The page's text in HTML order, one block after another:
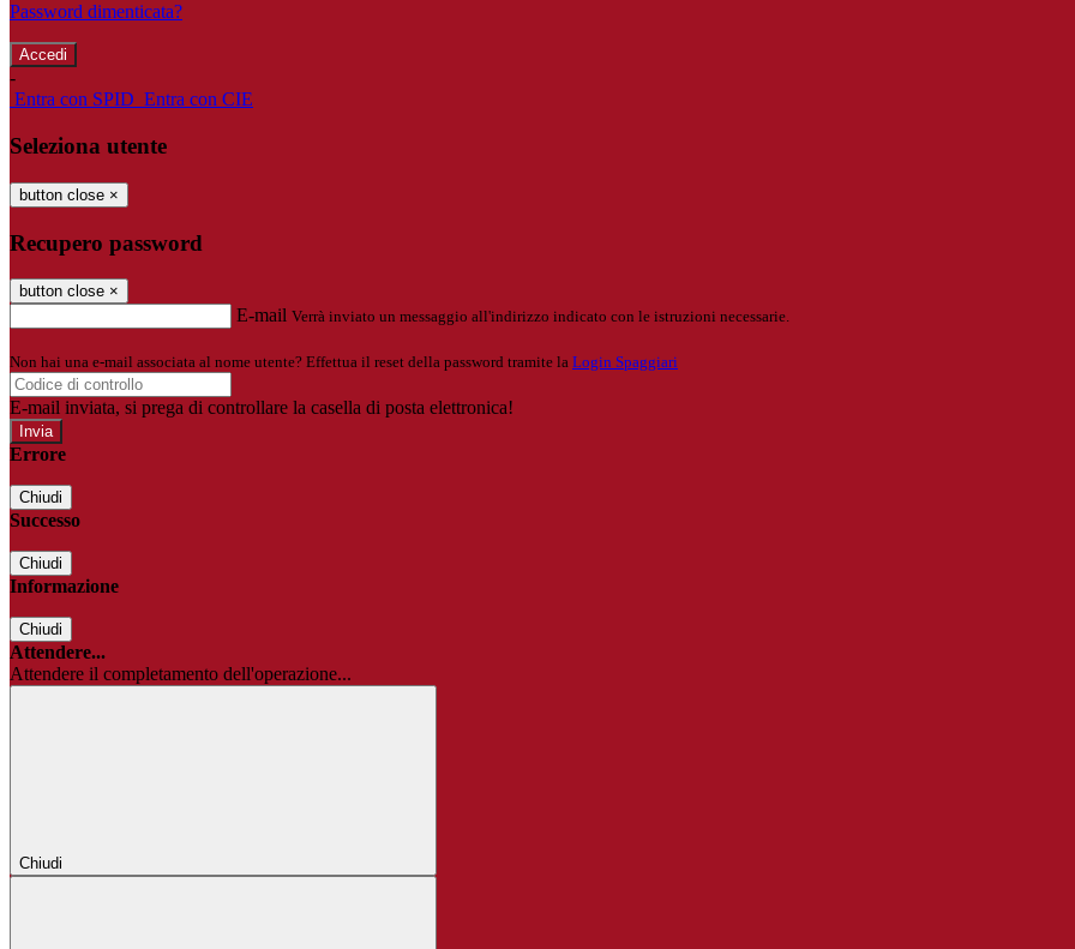
Password dimenticata?
-
Entra con SPID Entra con CIE
Seleziona utente
button close ×
Recupero password
button close ×
E-mail Verrà inviato un messaggio all'indirizzo indicato con le istruzioni necessarie.
Non hai una e-mail associata al nome utente? Effettua il reset della password tramite la Login Spaggiari
E-mail inviata, si prega di controllare la casella di posta elettronica!
Errore
Chiudi
Successo
Chiudi
Informazione
Chiudi
Attendere...
Attendere il completamento dell'operazione...
Chiudi